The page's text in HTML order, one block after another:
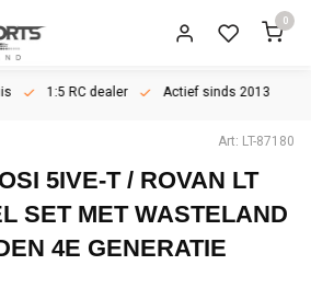
0
1:5 RC dealer Actief sinds 2013
Art: LT-87180
5IVE-T / ROVAN LT
SET MET WASTELAND
4E GENERATIE